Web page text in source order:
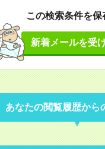
この検索条件を保
新着メールを受
あなたの閲覧履歴から